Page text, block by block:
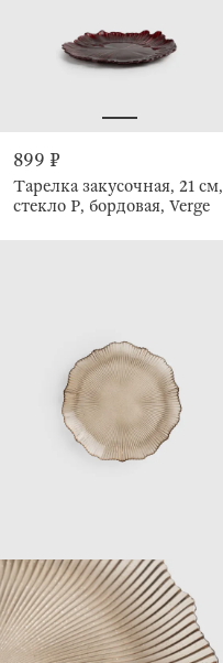
899 ₽
Тарелка закусочная, 21 см,
стекло Р, бордовая, Verge